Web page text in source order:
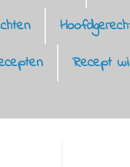
Recept